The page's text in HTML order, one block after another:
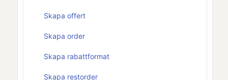
Skapa offert
Skapa order
Skapa rabattformat
Skapa restorder